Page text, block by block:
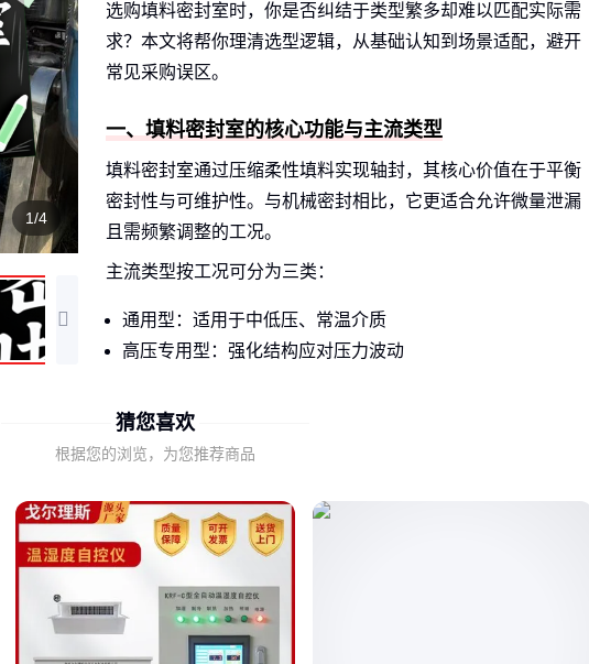
1/4
选购填料密封室时，你是否纠结于类型繁多却难以匹配实际需
求？本文将帮你理清选型逻辑，从基础认知到场景适配，避开
常见采购误区。
一、填料密封室的核心功能与主流类型
填料密封室通过压缩柔性填料实现轴封，其核心价值在于平衡
密封性与可维护性。与机械密封相比，它更适合允许微量泄漏
且需频繁调整的工况。
主流类型按工况可分为三类：
通用型：适用于中低压、常温介质
高压专用型：强化结构应对压力波动
选型前需明确：不同密封室对填料的兼容性差异明显，错误匹
配会加速磨损。
二、影响密封效果的关键非参数因素
介质特性往往比压力等级更关键：含颗粒物或易结晶的介质需
要更宽的填料腔设计，而粘稠流体则要求更高的压盖调节灵敏
度。
运行环境中的振动幅度和轴偏心量会显著影响密封寿命——剧
猜您喜欢
根据您的浏览，为您推荐商品